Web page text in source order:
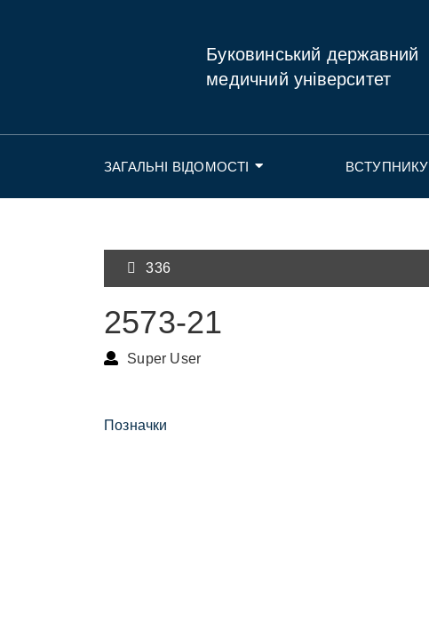
Буковинський державний
медичний університет
ЗАГАЛЬНІ ВІДОМОСТІ ВСТУПНИКУ
336
2573-21
Super User
Позначки